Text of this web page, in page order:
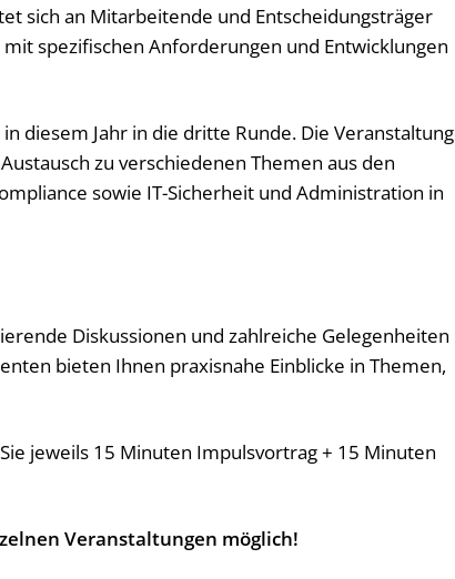
sich an Mitarbeitende und Entscheidungsträger
spezifischen Anforderungen und Entwicklungen
diesem Jahr in die dritte Runde. Die Veranstaltung
zu verschiedenen Themen aus den
sowie IT-Sicherheit und Administration in
Diskussionen und zahlreiche Gelegenheiten
bieten Ihnen praxisnahe Einblicke in Themen,
jeweils 15 Minuten Impulsvortrag + 15 Minuten
Veranstaltungen möglich!